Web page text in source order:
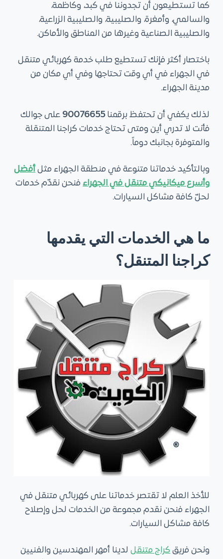
كما تستطيعون أن تجدوننا في كبد، وكاظمة،
والسالمي، وأمغرة، والصليبية، والصليبية الزراعية،
والصليبية الصناعية وغيرها من المناطق والأماكن.
باختصار أكثر فإنك تستطيع طلب خدمة كهربائي متنقل
في الجهراء في أي وقت تحتاجها وفي أي مكان من
مدينة الجهراء.
لذلك يكفي أن تحتفظ برقمنا90076655 على جوالك
فأنت لا تدري أين ومتى تحتاج خدمات كراجنا المتنقلة
والمتوفرة بجانبك دوماً.
وبالتأكيد خدماتنا متنوعة في منطقة الجهراء مثلأفضل
وأسرع ميكانيكي متنقل في الجهراء فنحن نقدّم خدمات
لحلّ كافة مشاكل السيارات.
ما هي الخدمات التي يقدمها
كراجنا المتنقل؟
للأخذ العلم لا تقتصر خدماتنا على كهربائي متنقل في
الجهراء فنحن نقدم مجموعة من الخدمات لحل وإصلاح
كافة مشاكل السيارات.
ونحن فريقكراج متنقللدينا أمهر المهندسين والفنيين